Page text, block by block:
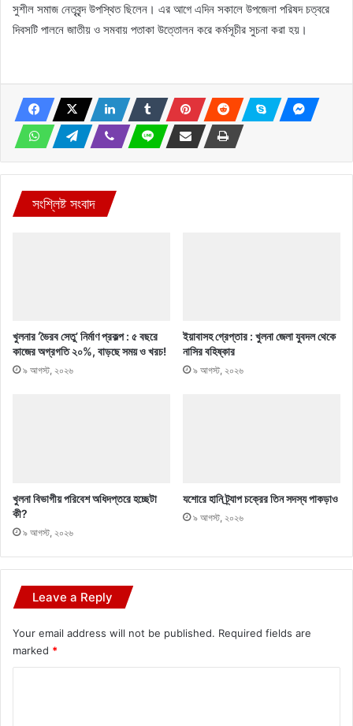
সুশীল সমাজ নেতৃবৃন্দ উপস্থিত ছিলেন। এর আগে এদিন সকালে উপজেলা পরিষদ চত্বরে
দিবসটি পালনে জাতীয় ও সমবায় পতাকা উত্তোলন করে কর্মসূচীর সুচনা করা হয়।
সংশ্লিষ্ট সংবাদ
খুলনার ‘ভৈরব সেতু’ নির্মাণ প্রকল্প : ৫ বছরে
কাজের অগ্রগতি ২০%, বাড়ছে সময় ও খরচ!
৯ আগস্ট, ২০২৬
ইয়াবাসহ গ্রেপ্তার : খুলনা জেলা যুবদল থেকে
নাসির বহিষ্কার
৯ আগস্ট, ২০২৬
খুলনা বিভাগীয় পরিবেশ অধিদপ্তরে হচ্ছেটা
কী?
৯ আগস্ট, ২০২৬
যশোরে হানি ট্র্যাপ চক্রের তিন সদস্য পাকড়াও
৯ আগস্ট, ২০২৬
Leave a Reply
Your email address will not be published. Required fields are
marked *